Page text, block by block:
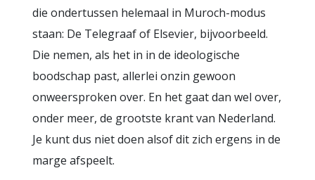
die ondertussen helemaal in Muroch-modus
staan: De Telegraaf of Elsevier, bijvoorbeeld.
Die nemen, als het in in de ideologische
boodschap past, allerlei onzin gewoon
onweersproken over. En het gaat dan wel over,
onder meer, de grootste krant van Nederland.
Je kunt dus niet doen alsof dit zich ergens in de
marge afspeelt.